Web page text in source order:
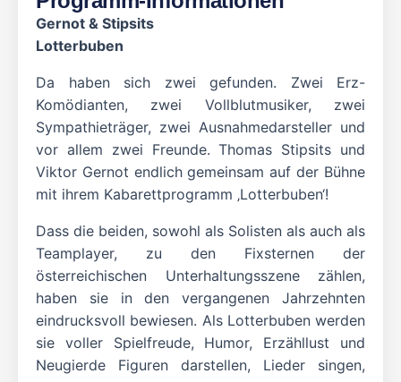
Gernot & Stipsits
Lotterbuben
Da haben sich zwei gefunden. Zwei Erz-
Komödianten, zwei Vollblutmusiker, zwei
Sympathieträger, zwei Ausnahmedarsteller und
vor allem zwei Freunde. Thomas Stipsits und
Viktor Gernot endlich gemeinsam auf der Bühne
mit ihrem Kabarettprogramm ‚Lotterbuben‘!
Dass die beiden, sowohl als Solisten als auch als
Teamplayer, zu den Fixsternen der
österreichischen Unterhaltungsszene zählen,
haben sie in den vergangenen Jahrzehnten
eindrucksvoll bewiesen. Als Lotterbuben werden
sie voller Spielfreude, Humor, Erzähllust und
Neugierde Figuren darstellen, Lieder singen,